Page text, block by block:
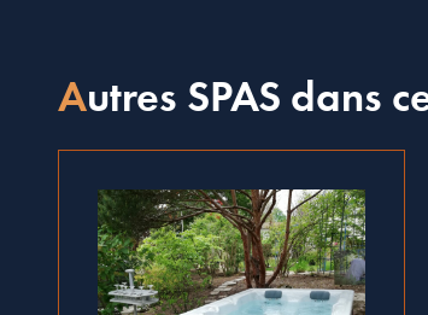
Autres SPAS dans